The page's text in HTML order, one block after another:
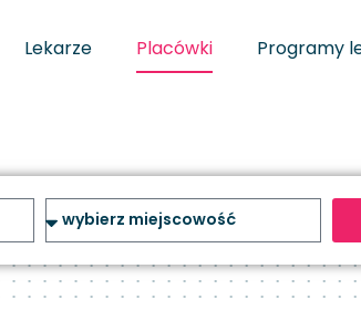
Lekarze Placówki Programy